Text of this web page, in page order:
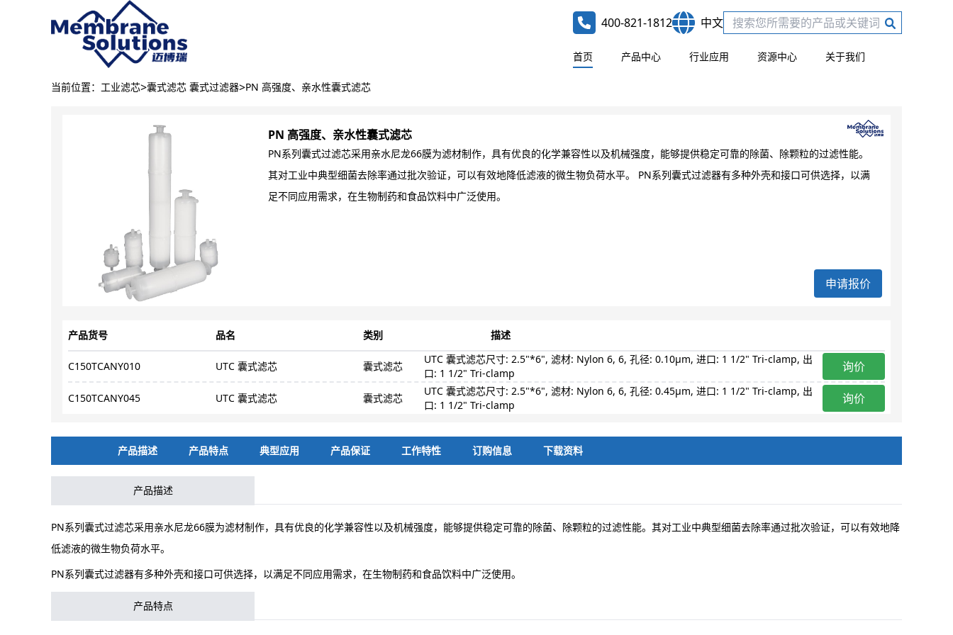
400-821-1812 中文
首页 产品中心 行业应用 资源中心 关于我们
当前位置： 工业滤芯>囊式滤芯 囊式过滤器>PN 高强度、亲水性囊式滤芯
PN 高强度、亲水性囊式滤芯
PN系列囊式过滤芯采用亲水尼龙66膜为滤材制作，具有优良的化学兼容性以及机械强度，能够提供稳定可靠的除菌、除颗粒的过滤性能。
其对工业中典型细菌去除率通过批次验证，可以有效地降低滤液的微生物负荷水平。 PN系列囊式过滤器有多种外壳和接口可供选择，以满
足不同应用需求，在生物制药和食品饮料中广泛使用。
申请报价
产品货号 品名 类别 描述
C150TCANY010 UTC 囊式滤芯 囊式滤芯
UTC 囊式滤芯尺寸: 2.5"*6", 滤材: Nylon 6, 6, 孔径: 0.10μm, 进口: 1 1/2" Tri-clamp, 出
口: 1 1/2" Tri-clamp
询价
C150TCANY045 UTC 囊式滤芯 囊式滤芯
UTC 囊式滤芯尺寸: 2.5"*6", 滤材: Nylon 6, 6, 孔径: 0.45μm, 进口: 1 1/2" Tri-clamp, 出
口: 1 1/2" Tri-clamp
询价
产品描述 产品特点 典型应用 产品保证 工作特性 订购信息 下载资料
产品描述
PN系列囊式过滤芯采用亲水尼龙66膜为滤材制作，具有优良的化学兼容性以及机械强度，能够提供稳定可靠的除菌、除颗粒的过滤性能。其对工业中典型细菌去除率通过批次验证，可以有效地降
低滤液的微生物负荷水平。
PN系列囊式过滤器有多种外壳和接口可供选择，以满足不同应用需求，在生物制药和食品饮料中广泛使用。
产品特点